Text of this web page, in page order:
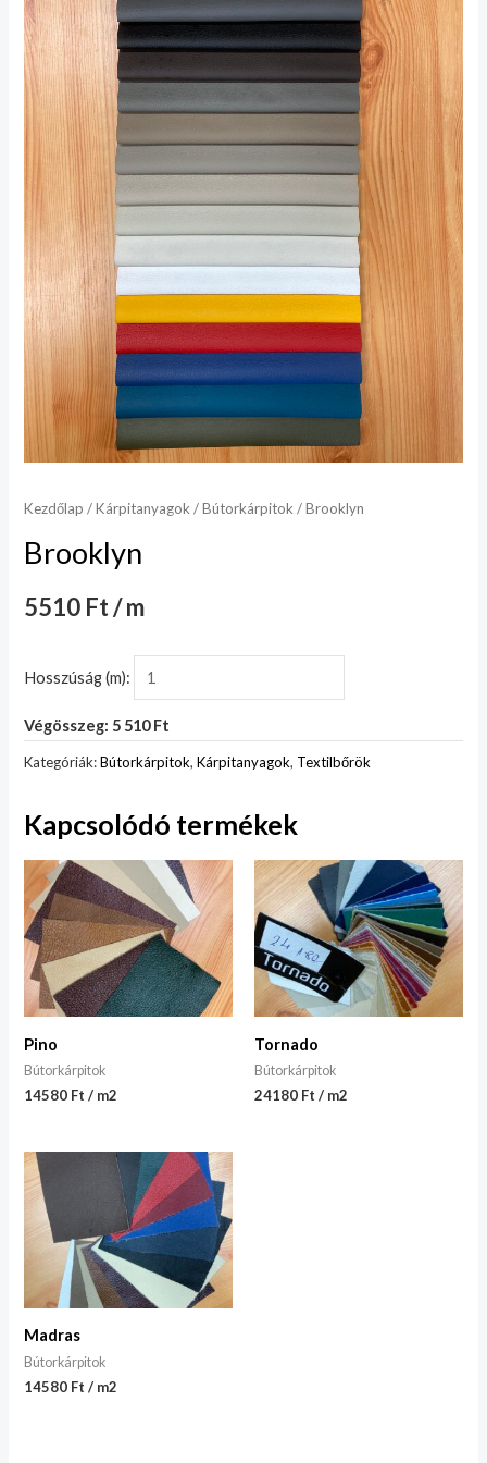
Kezdőlap /Kárpitanyagok /Bútorkárpitok / Brooklyn
Brooklyn
5510 Ft / m
Hosszúság (m):
Végösszeg: 5 510 Ft
Kategóriák:Bútorkárpitok,Kárpitanyagok, Textilbőrök
Kapcsolódó termékek
Pino
Bútorkárpitok
14580 Ft / m2
Tornado
Bútorkárpitok
24180 Ft / m2
Madras
Bútorkárpitok
14580 Ft / m2